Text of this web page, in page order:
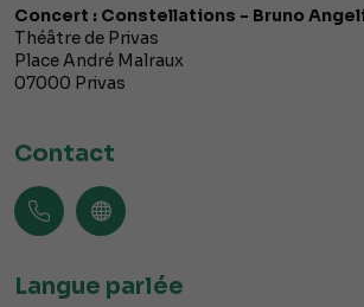
Concert : Constellations - Bruno
Théâtre de Privas
Place André Malraux
07000 Privas
Contact
Langue parlée